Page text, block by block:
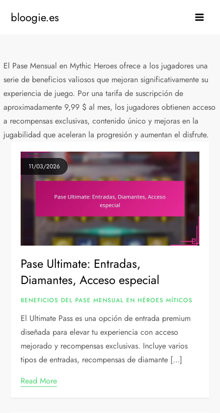
bloogie.es
El Pase Mensual en Mythic Heroes ofrece a los jugadores una
serie de beneficios valiosos que mejoran significativamente su
experiencia de juego. Por una tarifa de suscripción de
aproximadamente 9,99 $ al mes, los jugadores obtienen acceso
a recompensas exclusivas, contenido único y mejoras en la
jugabilidad que aceleran la progresión y aumentan el disfrute.
11/03/2026
Pase Ultimate: Entradas,
Diamantes, Acceso especial
BENEFICIOS DEL PASE MENSUAL EN HÉROES MÍTICOS
El Ultimate Pass es una opción de entrada premium
diseñada para elevar tu experiencia con acceso
mejorado y recompensas exclusivas. Incluye varios
tipos de entradas, recompensas de diamante […]
Read More